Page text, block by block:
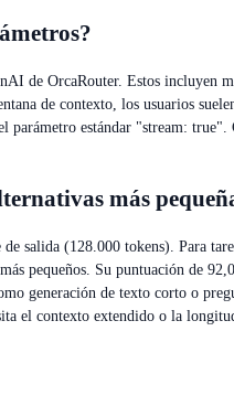
de OrcaRouter. Estos incluyen
de contexto, los usuarios
parámetro estándar "stream:
más
salida (128.000 tokens). Para
pequeños. Su puntuación de
generación de texto corto o
el contexto extendido o la